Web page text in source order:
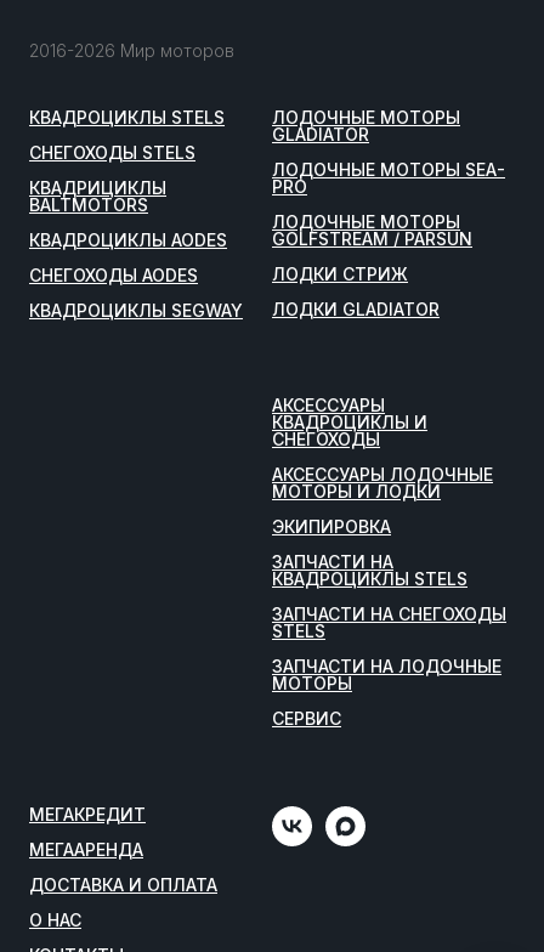
2016-2026 Мир моторов
КВАДРОЦИКЛЫ STELS
СНЕГОХОДЫ STELS
КВАДРИЦИКЛЫ
BALTMOTORS
КВАДРОЦИКЛЫ AODES
СНЕГОХОДЫ AODES
КВАДРОЦИКЛЫ SEGWAY
ЛОДОЧНЫЕ МОТОРЫ
GLADIATOR
ЛОДОЧНЫЕ МОТОРЫ SEA-
PRO
ЛОДОЧНЫЕ МОТОРЫ
GOLFSTREAM / PARSUN
ЛОДКИ СТРИЖ
ЛОДКИ GLADIATOR
АКСЕССУАРЫ
КВАДРОЦИКЛЫ И
СНЕГОХОДЫ
АКСЕССУАРЫ ЛОДОЧНЫЕ
МОТОРЫ И ЛОДКИ
ЭКИПИРОВКА
ЗАПЧАСТИ НА
КВАДРОЦИКЛЫ STELS
ЗАПЧАСТИ НА СНЕГОХОДЫ
STELS
ЗАПЧАСТИ НА ЛОДОЧНЫЕ
МОТОРЫ
СЕРВИС
МЕГАКРЕДИТ
МЕГААРЕНДА
ДОСТАВКА И ОПЛАТА
О НАС